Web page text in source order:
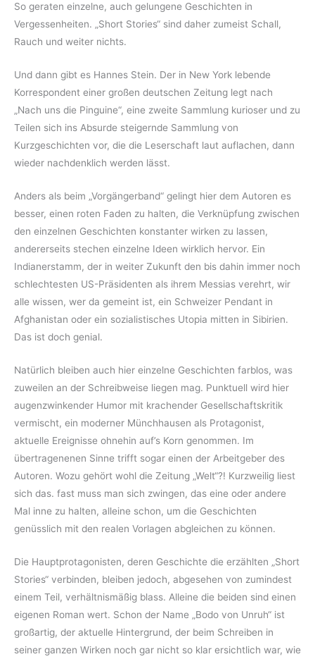
So geraten einzelne, auch gelungene Geschichten in
Vergessenheiten. „Short Stories“ sind daher zumeist Schall,
Rauch und weiter nichts.
Und dann gibt es Hannes Stein. Der in New York lebende
Korrespondent einer großen deutschen Zeitung legt nach
„Nach uns die Pinguine“, eine zweite Sammlung kurioser und zu
Teilen sich ins Absurde steigernde Sammlung von
Kurzgeschichten vor, die die Leserschaft laut auflachen, dann
wieder nachdenklich werden lässt.
Anders als beim „Vorgängerband“ gelingt hier dem Autoren es
besser, einen roten Faden zu halten, die Verknüpfung zwischen
den einzelnen Geschichten konstanter wirken zu lassen,
andererseits stechen einzelne Ideen wirklich hervor. Ein
Indianerstamm, der in weiter Zukunft den bis dahin immer noch
schlechtesten US-Präsidenten als ihrem Messias verehrt, wir
alle wissen, wer da gemeint ist, ein Schweizer Pendant in
Afghanistan oder ein sozialistisches Utopia mitten in Sibirien.
Das ist doch genial.
Natürlich bleiben auch hier einzelne Geschichten farblos, was
zuweilen an der Schreibweise liegen mag. Punktuell wird hier
augenzwinkender Humor mit krachender Gesellschaftskritik
vermischt, ein moderner Münchhausen als Protagonist,
aktuelle Ereignisse ohnehin auf’s Korn genommen. Im
übertragenenen Sinne trifft sogar einen der Arbeitgeber des
Autoren. Wozu gehört wohl die Zeitung „Welt“?! Kurzweilig liest
sich das. fast muss man sich zwingen, das eine oder andere
Mal inne zu halten, alleine schon, um die Geschichten
genüsslich mit den realen Vorlagen abgleichen zu können.
Die Hauptprotagonisten, deren Geschichte die erzählten „Short
Stories“ verbinden, bleiben jedoch, abgesehen von zumindest
einem Teil, verhältnismäßig blass. Alleine die beiden sind einen
eigenen Roman wert. Schon der Name „Bodo von Unruh“ ist
großartig, der aktuelle Hintergrund, der beim Schreiben in
seiner ganzen Wirken noch gar nicht so klar ersichtlich war, wie